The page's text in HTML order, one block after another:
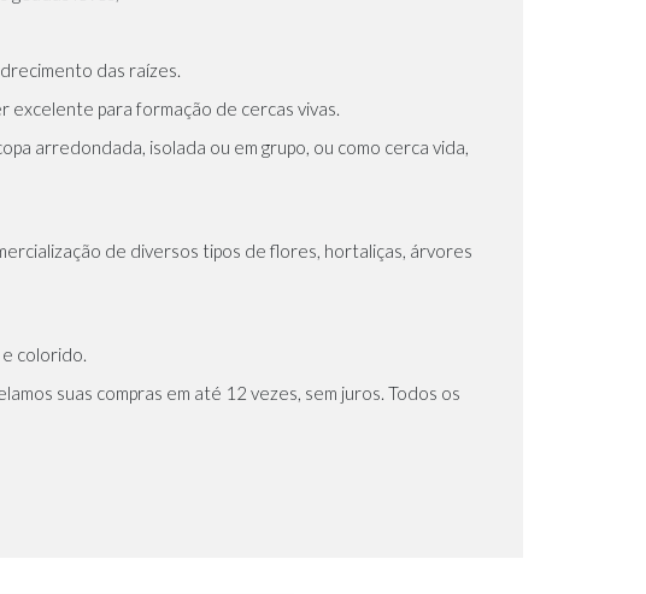
das raízes.
excelente para formação de cercas vivas.
arredondada, isolada ou em grupo, ou como cerca vida,
de diversos tipos de flores, hortaliças, árvores
colorido.
suas compras em até 12 vezes, sem juros. Todos os